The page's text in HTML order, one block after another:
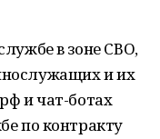
в зоне СВО,
и их
и чат-ботах
по контракту